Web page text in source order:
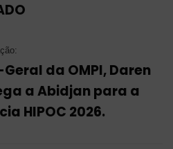
da OMPI, Daren
a Abidjan para a
HIPOC 2026.